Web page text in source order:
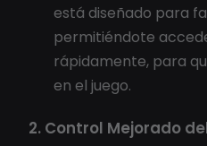
está diseñado para
permitiéndote
rápidamente, para
en el juego.
2. Control Mejorado